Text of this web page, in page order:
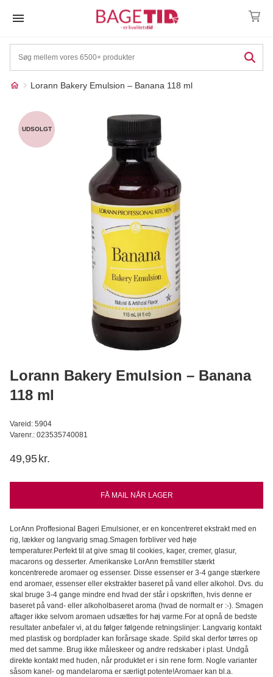
Lorann Bakery Emulsion – Banana 118 ml
Måske kunne nogle af
disse produkter have din
interesse?
Læg i kurv
UDSOLGT
Lorann Bakery Emulsion – Banana
118 ml
Vareid: 5904
Varenr.: 023535740081
49,95 kr.
FÅ MAIL NÅR LAGER
LorAnn Proffesional Bageri Emulsioner, er en koncentreret ekstrakt med en
rig, lækker og langvarig smag.Smagen forbliver ved høje
temperaturer.Perfekt til at give smag til cookies, kager, cremer, glasur,
macarons og desserter. Amerikanske LorAnn fremstiller stærkt
koncentrerede aromaer og essenser. Disse essenser er 3-4 gange stærkere
end aromaer, essenser eller ekstrakter baseret på vand eller alkohol. Dvs. du
skal bruge 3-4 gange mindre end hvad der står i opskriften, hvis denne er
baseret på vand- eller alkoholbaseret aroma (hvad de normalt er :-). Smagen
aftager ikke selvom aromaen udsættes for høj varme.For at opnå de bedste
resultater anbefaler vi, at du følger følgende retningslinjer: Langvarig kontakt
med plastisk og bordplader kan forårsage skade. Spild skal derfor tørres op
med det samme. Brug ikke måleskeer og andre redskaber i plast. Undgå
direkte kontakt med huden, når produktet er i sin rene form. Nogle varianter
såsom kanel- og mandelaroma er særligt potente!Aromaer kan bl.a.